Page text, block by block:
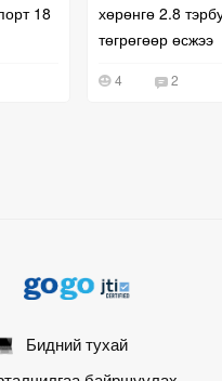
18
хөрөнгө 2.8
төгрөгөөр өсжээ
4 2
Бидний тухай